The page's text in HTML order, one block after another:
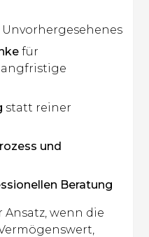
für
statt reiner
und
Beratung
Ansatz, wenn die